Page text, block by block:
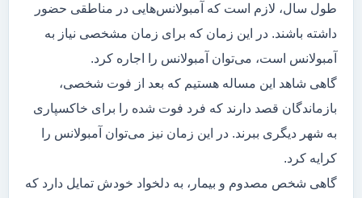
طول سال، لازم است که آمبولانس‌هایی در مناطقی حضور
داشته باشند. در این زمان که برای زمان مشخصی نیاز به
آمبولانس است، می‌توان آمبولانس را اجاره کرد.
گاهی شاهد این مساله هستیم که بعد از فوت شخصی،
بازماندگان قصد دارند که فرد فوت شده را برای خاکسپاری
به شهر دیگری ببرند. در این زمان نیز می‌توان آمبولانس را
کرایه کرد.
گاهی شخص مصدوم و بیمار، به دلخواد خودش تمایل دارد که